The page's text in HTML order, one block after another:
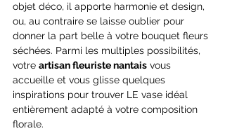
objet déco, il apporte harmonie et design,
ou, au contraire se laisse oublier pour
donner la part belle à votre bouquet fleurs
séchées. Parmi les multiples possibilités,
votre artisan fleuriste nantais vous
accueille et vous glisse quelques
inspirations pour trouver LE vase idéal
entièrement adapté à votre composition
florale.